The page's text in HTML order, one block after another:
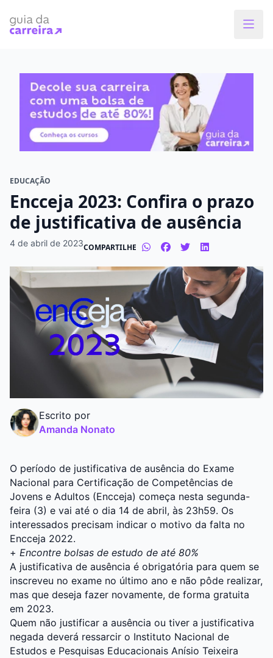
EDUCAÇÃO
Encceja 2023: Confira o prazo
de justificativa de ausência
4 de abril de 2023COMPARTILHE
Escrito por
Amanda Nonato
O período de justificativa de ausência do Exame
Nacional para Certificação de Competências de
Jovens e Adultos (Encceja) começa nesta segunda-
feira (3) e vai até o dia 14 de abril, às 23h59. Os
interessados precisam indicar o motivo da falta no
Encceja 2022.
+ Encontre bolsas de estudo de até 80%
A justificativa de ausência é obrigatória para quem se
inscreveu no exame no último ano e não pôde realizar,
mas que deseja fazer novamente, de forma gratuita
em 2023.
Quem não justificar a ausência ou tiver a justificativa
negada deverá ressarcir o Instituto Nacional de
Estudos e Pesquisas Educacionais Anísio Teixeira
Faça o curso dos sonhos
O que você quer estudar?
Modalidade preferida
Presencial
Tipo de formação